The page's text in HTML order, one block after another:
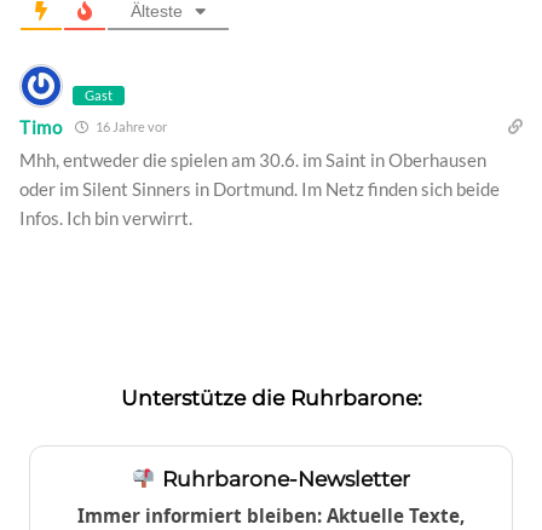
Älteste
Gast
Timo 16 Jahre vor
Mhh, entweder die spielen am 30.6. im Saint in Oberhausen
oder im Silent Sinners in Dortmund. Im Netz finden sich beide
Infos. Ich bin verwirrt.
Unterstütze die Ruhrbarone:
Ruhrbarone-Newsletter
Immer informiert bleiben: Aktuelle Texte,